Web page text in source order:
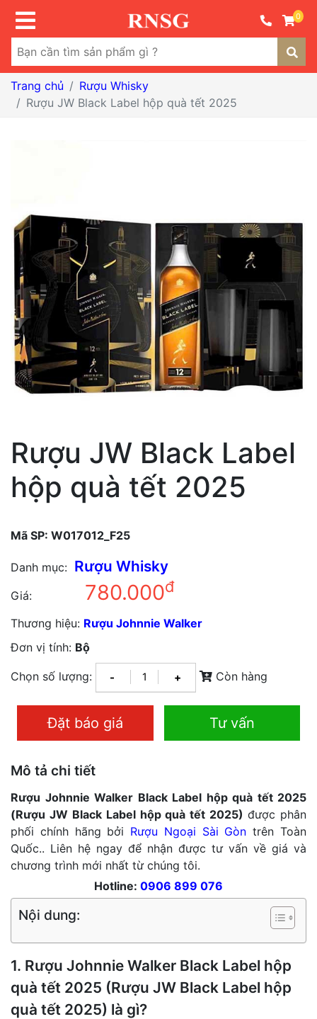
0
Trang chủ
Rượu Whisky
Rượu JW Black Label hộp quà tết 2025
Rượu JW Black Label
hộp quà tết 2025
Mã SP: W017012_F25
Danh mục: Rượu Whisky
Giá: 780.000đ
Thương hiệu: Rượu Johnnie Walker
Đơn vị tính: Bộ
Chọn số lượng: - + Còn hàng
Đặt báo giá Tư vấn
Mô tả chi tiết
Rượu Johnnie Walker Black Label hộp quà tết 2025
(Rượu JW Black Label hộp quà tết 2025)được phân
phối chính hãng bởi Rượu Ngoại Sài Gòn trên Toàn
Quốc.. Liên hệ ngay để nhận được tư vấn về giá và
chương trình mới nhất từ chúng tôi.
Hotline: 0906 899 076
Nội dung:
1. Rượu Johnnie Walker Black Label hộp
quà tết 2025 (Rượu JW Black Label hộp
quà tết 2025) là gì?